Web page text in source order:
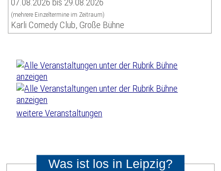
(mehrere Einzeltermine im Zeitraum)
Karli Comedy Club, Große Bühne
weitere Veranstaltungen
Was ist los in Leipzig?